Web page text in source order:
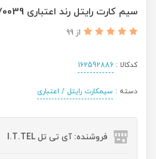
سیم کارت رایتل رند اعتباری 09210470039
از 99
کدکالا : 162592886
دسته : سیمکارت رایتل / اعتباری
فروشنده: آی تی تل I.T.TEL